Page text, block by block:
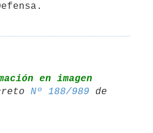
en imagen
Nº 188/989 de